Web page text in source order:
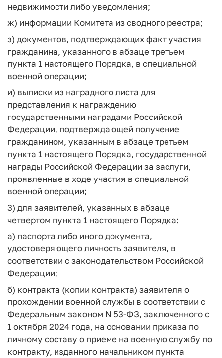
недвижимости либо уведомления;
ж) информации Комитета из сводного реестра;
з) документов, подтверждающих факт участия
гражданина, указанного в абзаце третьем
пункта 1 настоящего Порядка, в специальной
военной операции;
и) выписки из наградного листа для
представления к награждению
государственными наградами Российской
Федерации, подтверждающей получение
гражданином, указанным в абзаце третьем
пункта 1 настоящего Порядка, государственной
награды Российской Федерации за заслуги,
проявленные в ходе участия в специальной
военной операции;
3) для заявителей, указанных в абзаце
четвертом пункта 1 настоящего Порядка:
а) паспорта либо иного документа,
удостоверяющего личность заявителя, в
соответствии с законодательством Российской
Федерации;
б) контракта (копии контракта) заявителя о
прохождении военной службы в соответствии с
Федеральным законом N 53-ФЗ, заключенного с
1 октября 2024 года, на основании приказа по
личному составу о приеме на военную службу по
контракту, изданного начальником пункта